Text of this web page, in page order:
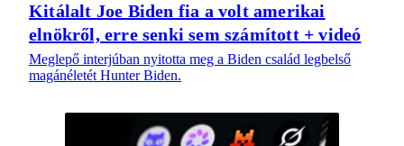
Kitálalt Joe Biden fia a volt amerikai
elnökről, erre senki sem számított + videó
Meglepő interjúban nyitotta meg a Biden család legbelső
magánéletét Hunter Biden.